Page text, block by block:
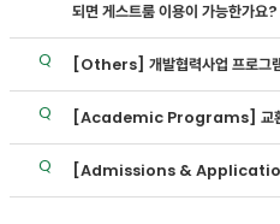
되면 게스트룸 이용이 가능한가요?
[Others] 개발협력사업 프로그
[Academic Programs] 교
[Admissions &